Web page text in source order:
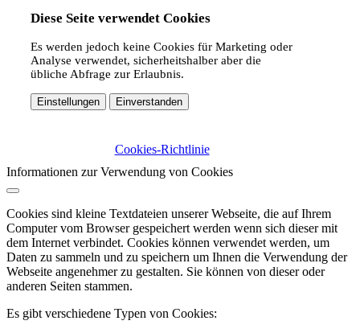
Diese Seite verwendet Cookies
Es werden jedoch keine Cookies für Marketing oder
Analyse verwendet, sicherheitshalber aber die
übliche Abfrage zur Erlaubnis.
Einstellungen Einverstanden
Cookies-Richtlinie
Informationen zur Verwendung von Cookies
Cookies sind kleine Textdateien unserer Webseite, die auf Ihrem
Computer vom Browser gespeichert werden wenn sich dieser mit
dem Internet verbindet. Cookies können verwendet werden, um
Daten zu sammeln und zu speichern um Ihnen die Verwendung der
Webseite angenehmer zu gestalten. Sie können von dieser oder
anderen Seiten stammen.
Es gibt verschiedene Typen von Cookies: